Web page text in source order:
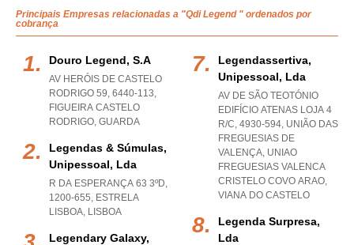
Principais Empresas relacionadas a "Qdi Legend " ordenados por
cobrança
Douro Legend, S.a
AV HERÓIS DE CASTELO
RODRIGO 59, 6440-113,
FIGUEIRA CASTELO
RODRIGO, GUARDA
Legendas & Súmulas,
Unipessoal, Lda
R DA ESPERANÇA 63 3ºD,
1200-655, ESTRELA
LISBOA, LISBOA
Legendary Galaxy,
Legendassertiva,
Unipessoal, Lda
AV DE SÃO TEOTÓNIO
EDIFÍCIO ATENAS LOJA 4
R/C, 4930-594, UNIÃO DAS
FREGUESIAS DE
VALENÇA, UNIAO
FREGUESIAS VALENCA
CRISTELO COVO ARAO,
VIANA DO CASTELO
Legenda Surpresa,
Lda